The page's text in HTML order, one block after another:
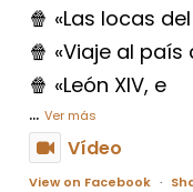
🍿 «Las locas
🍿 «Viaje al
🍿 «León XIV, e
... Ver más
Vídeo
View on Facebook ·